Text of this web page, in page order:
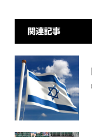
関連記事